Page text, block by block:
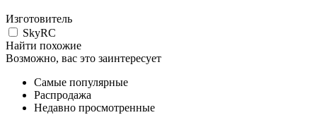
Изготовитель
SkyRC
Найти похожие
Возможно, вас это заинтересует
Самые популярные
Распродажа
Недавно просмотренные